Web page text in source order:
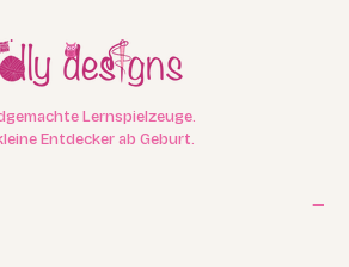
Lernspielzeuge.
Entdecker ab Geburt.